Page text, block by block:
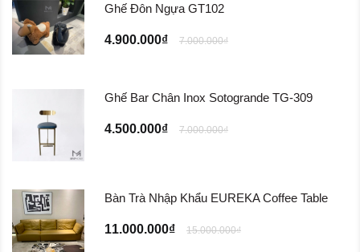
Ghế Đôn Ngựa GT102
4.900.000₫ 7.000.000₫
Ghế Bar Chân Inox Sotogrande TG-309
4.500.000₫ 7.000.000₫
Bàn Trà Nhập Khẩu EUREKA Coffee Table
11.000.000₫ 15.000.000₫